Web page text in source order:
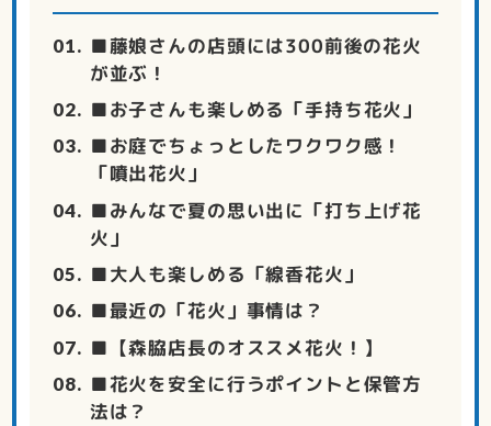
■藤娘さんの店頭には300前後の花火
が並ぶ！
■お子さんも楽しめる「手持ち花火」
■お庭でちょっとしたワクワク感！
「噴出花火」
■みんなで夏の思い出に「打ち上げ花
火」
■大人も楽しめる「線香花火」
■最近の「花火」事情は？
■【森脇店長のオススメ花火！】
■花火を安全に行うポイントと保管方
法は？